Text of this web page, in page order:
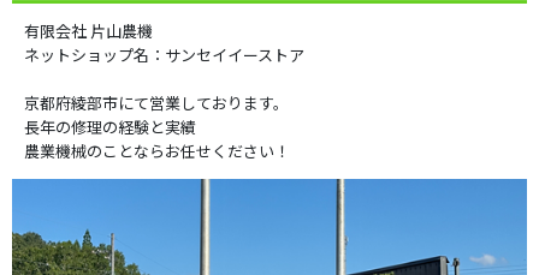
有限会社 片山農機
ネットショップ名：サンセイイーストア
京都府綾部市にて営業しております。
長年の修理の経験と実績
農業機械のことならお任せください！